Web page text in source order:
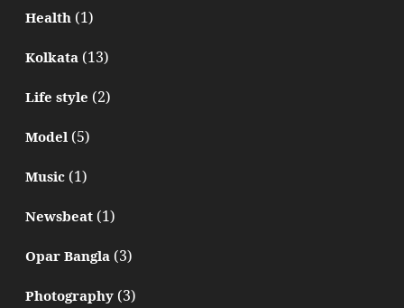
Health(1)
Kolkata(13)
Life style (2)
Model(5)
Music(1)
Newsbeat(1)
Opar Bangla(3)
Photography(3)